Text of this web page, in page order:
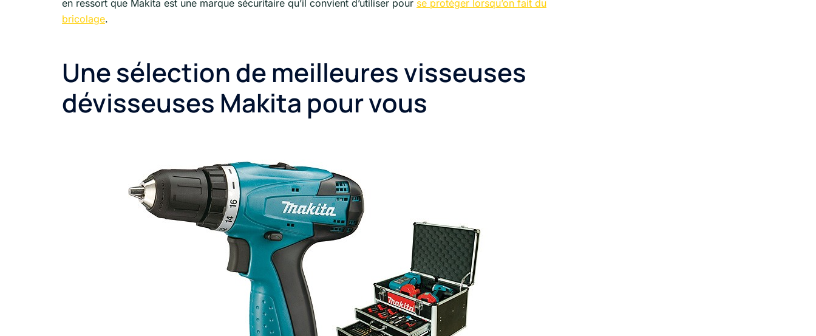
en ressort que Makita est une marque sécuritaire qu’il convient d’utiliser pour se protéger lorsqu’on fait du
bricolage.
Une sélection de meilleures visseuses
dévisseuses Makita pour vous